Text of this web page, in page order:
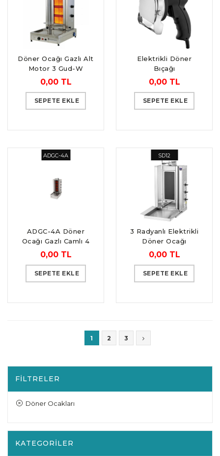
Döner Ocağı Gazlı Alt
Motor 3 Gud-W
Model
0,00 TL
SEPETE EKLE
Elektrikli Döner
Bıçağı
0,00 TL
SEPETE EKLE
ADGC-4A
ADGC-4A Döner
Ocağı Gazlı Camlı 4
Gözlü Alttan Mot
0,00 TL
SEPETE EKLE
SD12
3 Radyanlı Elektrikli
Döner Ocağı
0,00 TL
SEPETE EKLE
1 2 3
FILTRELER
Döner Ocakları
KATEGORILER